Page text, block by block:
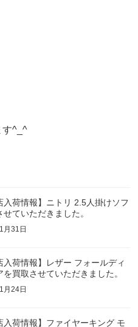
す^_^
入荷情報】ニトリ 2.5人掛けソフ
せていただきました。
月31日
入荷情報】レザー フォールディ
を買取させていただきました。
月24日
入荷情報】ファイヤーキング モ